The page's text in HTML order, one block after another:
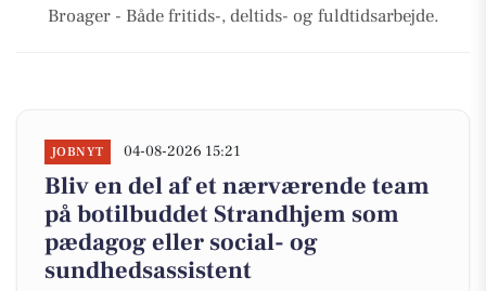
Broager - Både fritids-, deltids- og fuldtidsarbejde.
JOBNYT 04-08-2026 15:21
Bliv en del af et nærværende team
på botilbuddet Strandhjem som
pædagog eller social- og
sundhedsassistent